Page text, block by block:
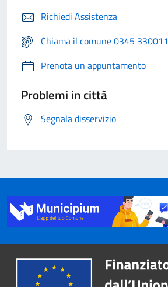
Richiedi Assistenza
Chiama il comune 0345 330011
Prenota un appuntamento
Problemi in città
Segnala disservizio